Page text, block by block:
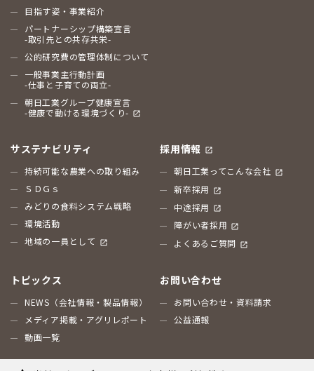
目指す姿・事業紹介
パートナーシップ構築宣言
-取引先との共存共栄-
公的研究費の管理体制について
一般事業主行動計画
-仕事と子育ての両立-
朝日工業グループ健康宣言
-健康で動ける環境づくり-
サステナビリティ
持続可能な農業への取り組み
ＳＤＧｓ
みどりの食料システム戦略
環境活動
地域の一員として
採用情報
朝日工業ってこんな会社
新卒採用
中途採用
障がい者採用
よくあるご質問
トピックス
NEWS（会社情報・製品情報）
メディア掲載・アグリレポート
動画一覧
お問い合わせ
お問い合わせ・資料請求
公益通報